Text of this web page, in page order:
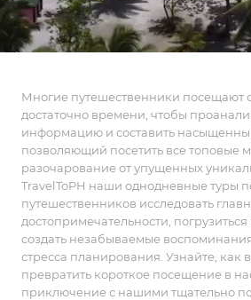
Многие путешественники посещают
достаточно времени, чтобы
информацию и составить
позволяющий посетить все топовые
разочарование от упущенных
TravelToPH наши однодневные туры
путешественников исследовать
достопримечательности,
создать незабываемые
стресса планирования. Узнайте, как
превратить короткое посещение в
приключение с нашими тщательно